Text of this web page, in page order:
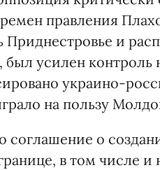
правления
Приднестровье и
был усилен
украино-
на пользу
соглашение о
в том числе и